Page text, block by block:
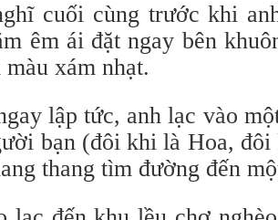
cuối cùng trước khi
êm ái đặt ngay bên
xám nhạt.
lập tức, anh lạc vào
bạn (đôi khi là Hoa,
thang tìm đường đến